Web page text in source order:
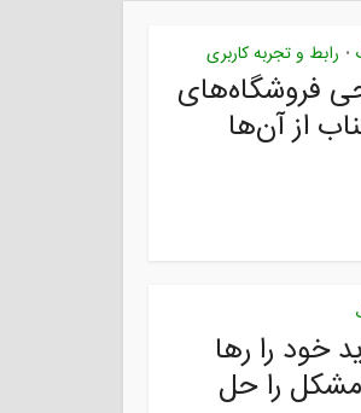
• رابط و تجربه کاربری
فروشگاه‌های
از آن‌ها
خود را رها
را حل